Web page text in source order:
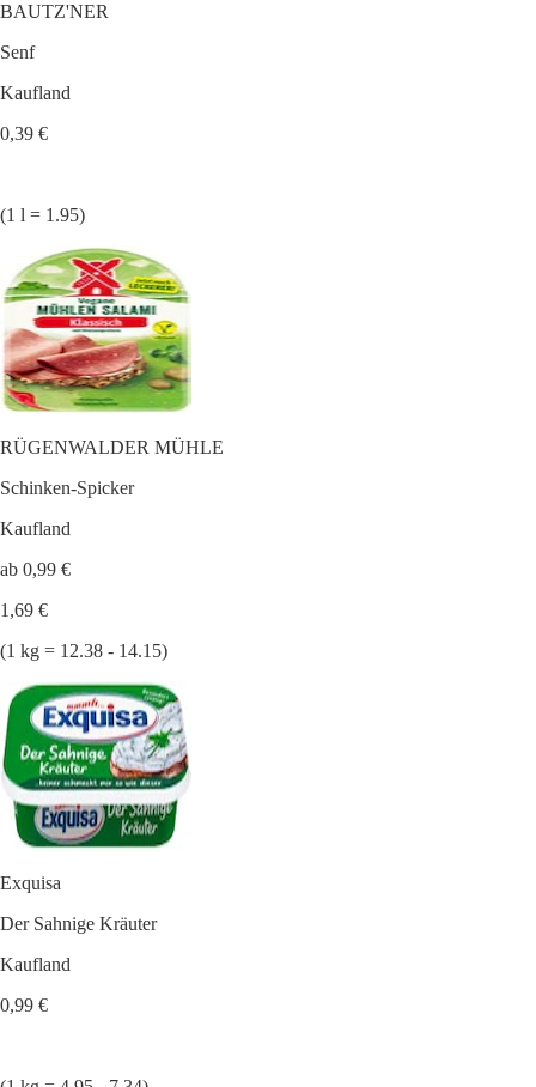
BAUTZ'NER
Senf
Kaufland
0,39 €
(1 l = 1.95)
RÜGENWALDER MÜHLE
Schinken-Spicker
Kaufland
ab 0,99 €
1,69 €
(1 kg = 12.38 - 14.15)
Exquisa
Der Sahnige Kräuter
Kaufland
0,99 €